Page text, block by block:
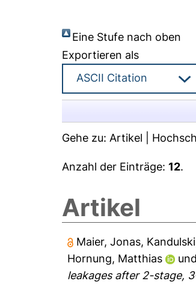
Eine Stufe nach oben
Exportieren als
Gehe zu: Artikel
Anzahl der Einträge:12.
Artikel
Maier, Jonas,
Hornung, Matthias
leakages after 2-stage,